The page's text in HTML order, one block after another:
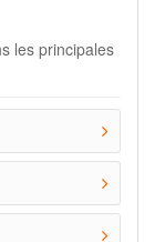
les principales